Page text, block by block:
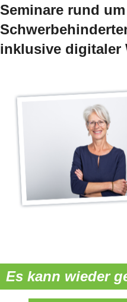
Seminare rund
inklusive digitaler
Es kann wieder